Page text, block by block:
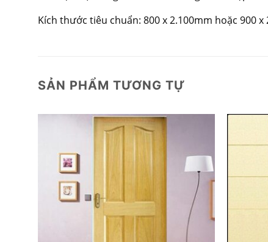
Kích thước tiêu chuẩn: 800 x 2.100mm hoặc 900
SẢN PHẨM TƯƠNG TỰ